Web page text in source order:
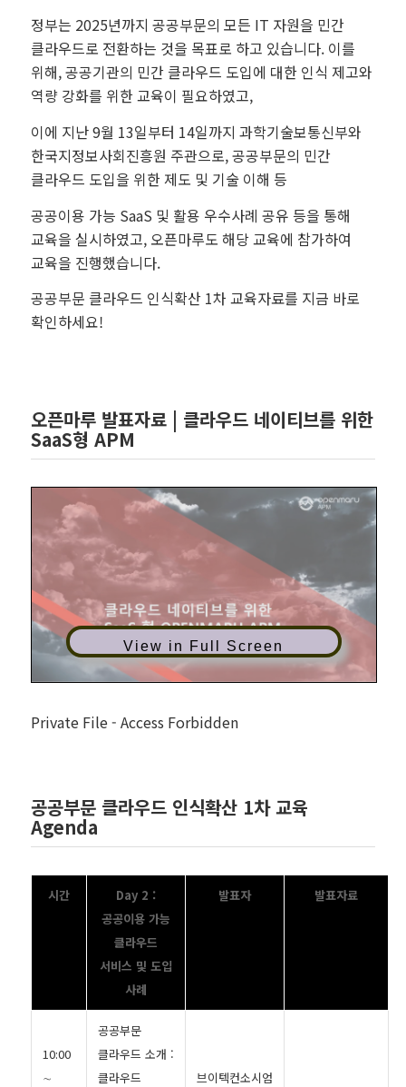
정부는 2025년까지 공공부문의 모든 IT 자원을 민간
클라우드로 전환하는 것을 목표로 하고 있습니다. 이를
위해, 공공기관의 민간 클라우드 도입에 대한 인식 제고와
역량 강화를 위한 교육이 필요하였고,
이에 지난 9월 13일부터 14일까지 과학기술보통신부와
한국지정보사회진흥원 주관으로, 공공부문의 민간
클라우드 도입을 위한 제도 및 기술 이해 등
공공이용 가능 SaaS 및 활용 우수사례 공유 등을 통해
교육을 실시하였고, 오픈마루도 해당 교육에 참가하여
교육을 진행했습니다.
공공부문 클라우드 인식확산 1차 교육자료를 지금 바로
확인하세요!
오픈마루 발표자료 | 클라우드 네이티브를 위한
SaaS형 APM
View in Full Screen
Private File - Access Forbidden
공공부문 클라우드 인식확산 1차 교육
Agenda
시간
Day 2 :
공공이용 가능
클라우드
서비스 및 도입
사례
발표자 발표자료
10:00
∼
공공부문
클라우드 소개 :
클라우드
브이텍컨소시엄